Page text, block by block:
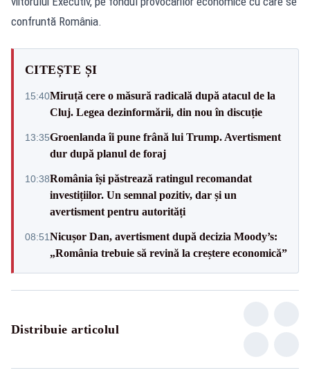
confruntă România.
CITEȘTE ȘI
15:40Miruță cere o măsură radicală după atacul de la
Cluj. Legea dezinformării, din nou în discuție
13:35Groenlanda îi pune frână lui Trump. Avertisment
dur după planul de foraj
10:38România își păstrează ratingul recomandat
investițiilor. Un semnal pozitiv, dar și un
avertisment pentru autorități
08:51Nicușor Dan, avertisment după decizia Moody’s:
„România trebuie să revină la creștere economică”
Distribuie articolul